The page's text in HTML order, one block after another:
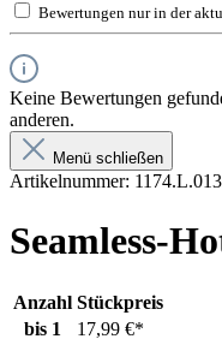
Bewertungen nur in der
Keine Bewertungen
anderen.
Menü schließen
Artikelnummer: 1174.L.013
Seamless-
Anzahl Stückpreis
bis 1
17,99 €*